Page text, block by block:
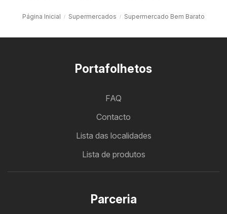
Página Inicial Supermercados Supermercado Bem Barato
Portafolhetos
FAQ
Contacto
Lista das localidades
Lista de produtos
Parceria